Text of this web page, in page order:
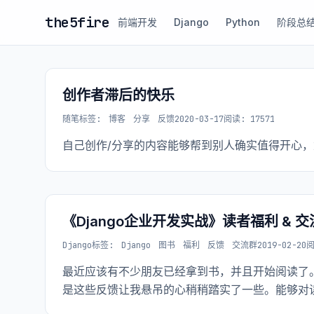
the5fire 前端开发 Django Python 阶段总
创作者滞后的快乐
随笔标签: 博客 分享 反馈2020-03-17阅读: 17571
自己创作/分享的内容能够帮到别人确实值得开心
《Django企业开发实战》读者福利 & 交
Django标签: Django 图书 福利 反馈 交流群2019-02-20
最近应该有不少朋友已经拿到书，并且开始阅读
是这些反馈让我悬吊的心稍稍踏实了一些。能够